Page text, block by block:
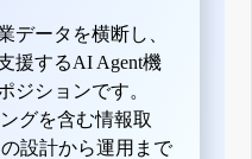
データを横断し、
援するAI Agent機
ジションです。
グを含む情報取
設計から運用まで